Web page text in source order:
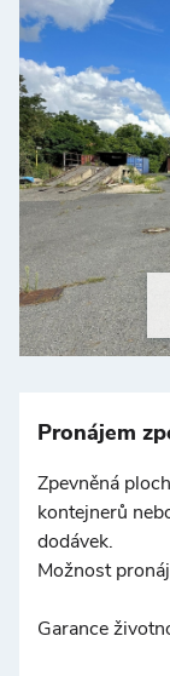
Pronájem
Zpevněná
kontejnerů
dodávek.
Možnost
Garance